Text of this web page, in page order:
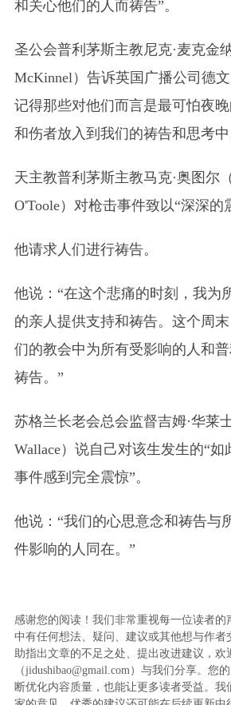
和关心他们的人而祷告”。
圣公会普利茅斯主教尼克·麦克金
McKinnel） 告诉英国广播公司德
记得那些对他们而言是最可怕夜
和伤者放入到我们的祷告和思考中
天主教普利茅斯主教马克·奥图尔
O'Toole） 对枪击事件致以“深深的
他请求人们进行祷告。
他说：“在这个悲痛的时刻，我为
的亲人提供支持和祷告。这个周
们的教会中为所有受影响的人和
祷告。”
苏格兰长老会总会监督吉姆·华莱
Wallace） 说自己对该生发生的“如
事件感到完全震惊”。
他说：“我们的心思意念和祷告与
件影响的人同在。”
感谢您的阅读！我们非常重视每一位读者的
中有任何想法、疑问、建议或其他想与作者
助指出文章的不足之处、提出改进建议，欢
（jidushibao@gmail.com）与我们分享。您
断优化内容质量，也能让更多读者受益。我